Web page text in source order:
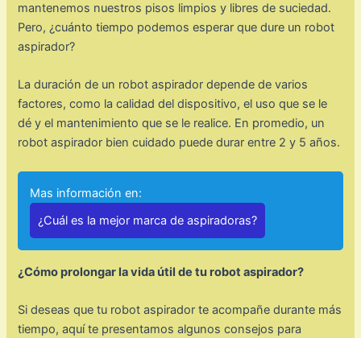
mantenemos nuestros pisos limpios y libres de suciedad.
Pero, ¿cuánto tiempo podemos esperar que dure un robot
aspirador?
La duración de un robot aspirador depende de varios
factores, como la calidad del dispositivo, el uso que se le
dé y el mantenimiento que se le realice. En promedio, un
robot aspirador bien cuidado puede durar entre 2 y 5 años.
Mas información en:
¿Cuál es la mejor marca de aspiradoras?
¿Cómo prolongar la vida útil de tu robot aspirador?
Si deseas que tu robot aspirador te acompañe durante más
tiempo, aquí te presentamos algunos consejos para